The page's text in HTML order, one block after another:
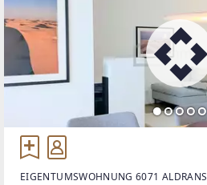
EIGENTUMSWOHNUNG 6071 ALDRANS